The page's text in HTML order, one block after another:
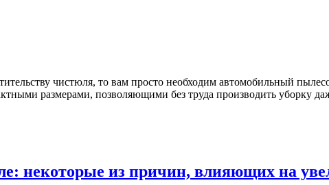
чистюля, то вам просто необходим автомобильный
размерами, позволяющими без труда производить уборку
некоторые из причин, влияющих на